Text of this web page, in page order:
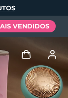
VENDIDOS
Entrar